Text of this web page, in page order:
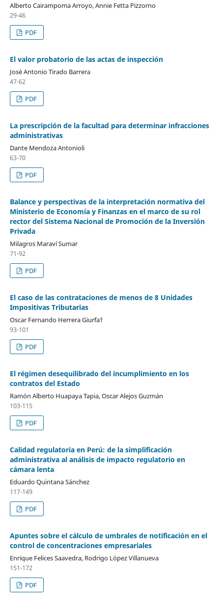
Alberto Cairampoma Arroyo, Annie Fetta Pizzorno
29-46
PDF
El valor probatorio de las actas de inspección
José Antonio Tirado Barrera
47-62
PDF
La prescripción de la facultad para determinar infracciones
administrativas
Dante Mendoza Antonioli
63-70
PDF
Balance y perspectivas de la interpretación normativa del
Ministerio de Economía y Finanzas en el marco de su rol
rector del Sistema Nacional de Promoción de la Inversión
Privada
Milagros Maraví Sumar
71-92
PDF
El caso de las contrataciones de menos de 8 Unidades
Impositivas Tributarias
Oscar Fernando Herrera Giurfa†
93-101
PDF
El régimen desequilibrado del incumplimiento en los
contratos del Estado
Ramón Alberto Huapaya Tapia, Oscar Alejos Guzmán
103-115
PDF
Calidad regulatoria en Perú: de la simplificación
administrativa al análisis de impacto regulatorio en
cámara lenta
Eduardo Quintana Sánchez
117-149
PDF
Apuntes sobre el cálculo de umbrales de notificación en el
control de concentraciones empresariales
Enrique Felices Saavedra, Rodrigo López Villanueva
151-172
PDF